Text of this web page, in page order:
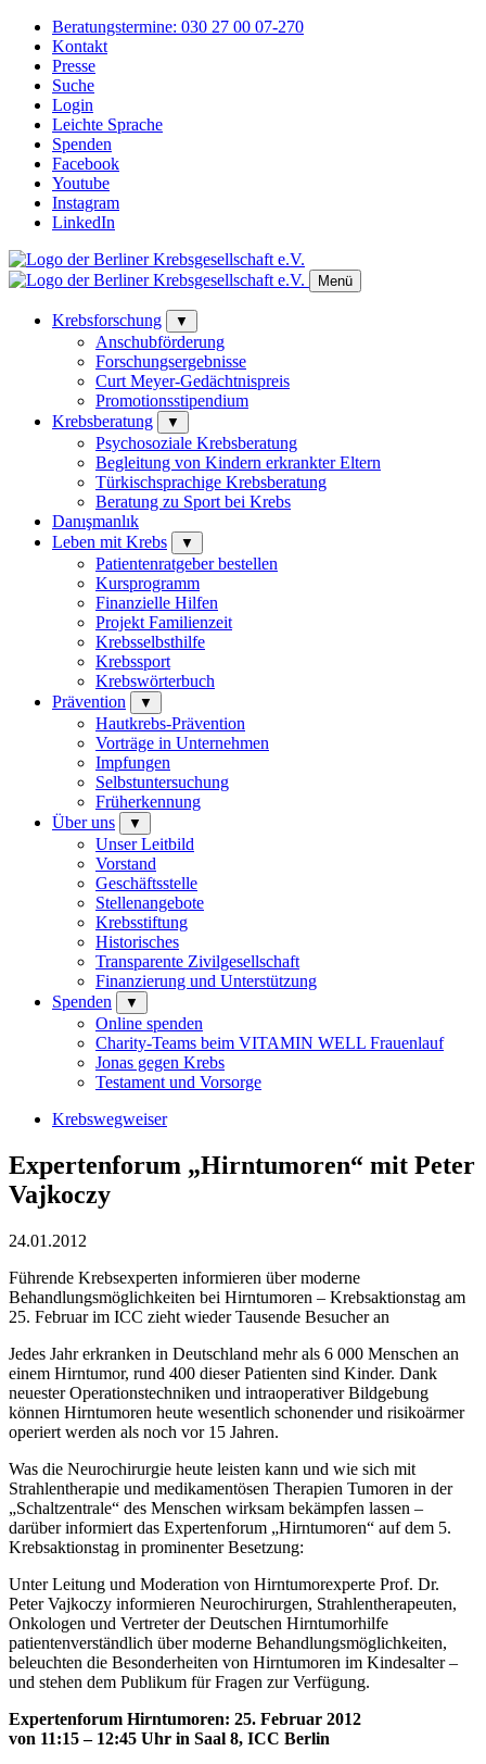
Beratungstermine: 030 27 00 07-270
Kontakt
Presse
Suche
Login
Leichte Sprache
Spenden
Facebook
Youtube
Instagram
LinkedIn
Menü
Krebsforschung ▼
Anschubförderung
Forschungsergebnisse
Curt Meyer-Gedächtnispreis
Promotionsstipendium
Krebsberatung
▼
Psychosoziale Krebsberatung
Begleitung von Kindern erkrankter Eltern
Türkischsprachige Krebsberatung
Beratung zu Sport bei Krebs
Danışmanlık
Leben mit Krebs
▼
Patientenratgeber bestellen
Kursprogramm
Finanzielle Hilfen
Projekt Familienzeit
Krebsselbsthilfe
Krebssport
Krebswörterbuch
Prävention
▼
Hautkrebs-Prävention
Vorträge in Unternehmen
Impfungen
Selbstuntersuchung
Früherkennung
Über uns
▼
Unser Leitbild
Vorstand
Geschäftsstelle
Stellenangebote
Krebsstiftung
Historisches
Transparente Zivilgesellschaft
Finanzierung und Unterstützung
Spenden
▼
Online spenden
Charity-Teams beim VITAMIN WELL Frauenlauf
Jonas gegen Krebs
Testament und Vorsorge
Krebswegweiser
Expertenforum „Hirntumoren“ mit Peter
Vajkoczy
24.01.2012
Führende Krebsexperten informieren über moderne
Behandlungsmöglichkeiten bei Hirntumoren – Krebsaktionstag am
25. Februar im ICC zieht wieder Tausende Besucher an
Jedes Jahr erkranken in Deutschland mehr als 6 000 Menschen an
einem Hirntumor, rund 400 dieser Patienten sind Kinder. Dank
neuester Operationstechniken und intraoperativer Bildgebung
können Hirntumoren heute wesentlich schonender und risikoärmer
operiert werden als noch vor 15 Jahren.
Was die Neurochirurgie heute leisten kann und wie sich mit
Strahlentherapie und medikamentösen Therapien Tumoren in der
„Schaltzentrale“ des Menschen wirksam bekämpfen lassen –
darüber informiert das Expertenforum „Hirntumoren“ auf dem 5.
Krebsaktionstag in prominenter Besetzung:
Unter Leitung und Moderation von Hirntumorexperte Prof. Dr.
Peter Vajkoczy informieren Neurochirurgen, Strahlentherapeuten,
Onkologen und Vertreter der Deutschen Hirntumorhilfe
patientenverständlich über moderne Behandlungsmöglichkeiten,
beleuchten die Besonderheiten von Hirntumoren im Kindesalter –
und stehen dem Publikum für Fragen zur Verfügung.
Expertenforum Hirntumoren: 25. Februar 2012
von 11:15 – 12:45 Uhr in Saal 8, ICC Berlin